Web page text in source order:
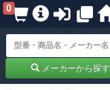
0
メーカーから探す